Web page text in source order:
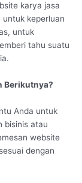
karya jasa
keperluan
untuk
tahu suatu
Berikutnya?
Anda untuk
bisinis atau
website
dengan